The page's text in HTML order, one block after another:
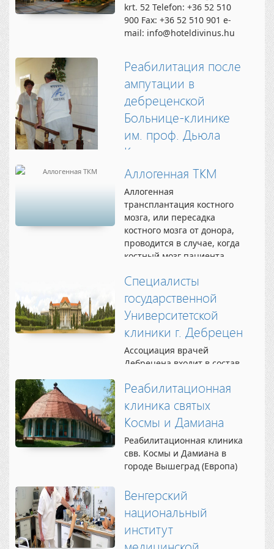
Уникальные свойства
совмещенной позитронно-
эмиссионной и
злокачественные
новообразования на 2 года
раньше,...
krt. 52 Telefon: +36 52 510
900 Fax: +36 52 510 901 e-
mail: info@hoteldivinus.hu
Реабилитация после
ампутации в
дебреценской
Больнице-клинике
им. проф. Дьюла
Кенези
Специалисты отделения
клиники им. проф. Дьюла
Кенези в городе Дебрецен
(«Kenézy Gyula Kórház és
Rendelőintézet») уделяют
большое внимание
пациентам, которые
нижнюю конечность в
результате болезни или...
Аллогенная ТКМ
Аллогенная
трансплантация костного
мозга, или пересадка
костного мозга от донора,
проводится в случае, когда
костный мозг пациента
не может быть использован
как материал для
пересадки. Главной
задачей...
Специалисты
государственной
Университетской
клиники г. Дебрецен
Ассоциация врачей
Дебрецена входит в состав
внутренней медицины и
тесно сотрудничает с
европейскими
сообществами Dr. Udvardy
Miklos. Профессор, доктор
Удворди Миклош — лауреат
Реабилитационная
клиника святых
Космы и Дамиана
Реабилитационная клиника
свв. Космы и Дамиана в
городе Вышеград (Европа)
прогрессивных
медицинских учреждений
Европе,
специализирующихся на
восстановительном
Венгерский
национальный
институт